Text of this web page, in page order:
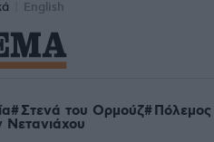
English
Στενά του Ορμούζ
Νετανιάχου